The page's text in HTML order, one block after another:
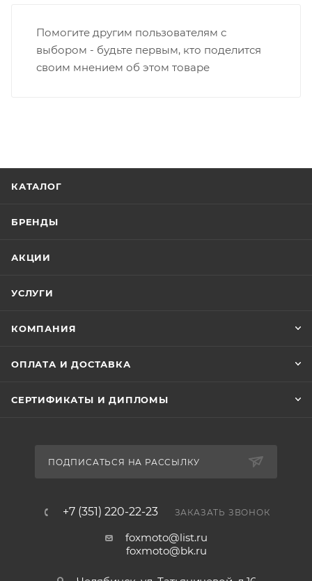
Помогите другим пользователям с
выбором - будьте первым, кто поделится
своим мнением об этом товаре
КАТАЛОГ
БРЕНДЫ
АКЦИИ
УСЛУГИ
КОМПАНИЯ
ОПЛАТА И ДОСТАВКА
СЕРТИФИКАТЫ И ДИПЛОМЫ
ПОДПИСАТЬСЯ НА РАССЫЛКУ
+7 (351) 220-22-23 ЗАКАЗАТЬ ЗВОНОК
foxmoto@list.ru
foxmoto@bk.ru